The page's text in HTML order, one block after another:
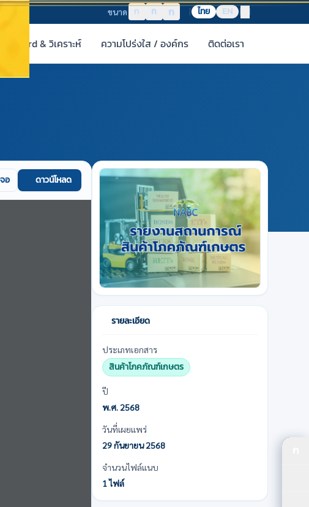
ขนาด ก ก ก ไทย EN
& วิเคราะห์ ความโปร่งใส / องค์กร ติดต่อเรา
อ ดาวน์โหลด
รายละเอียด
ประเภทเอกสาร
สินค้าโภคภัณฑ์เกษตร
ปี
พ.ศ. 2568
วันที่เผยแพร่
29 กันยายน 2568
จำนวนไฟล์แนบ
1 ไฟล์